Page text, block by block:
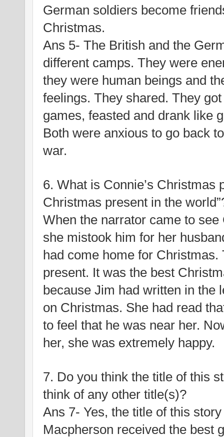
German soldiers become
Christmas.
Ans 5- The British and the
different camps. They were
they were human beings and
feelings. They shared. They
games, feasted and drank like
Both were anxious to go back
war.
6. What is Connie’s Christmas
Christmas present in the
When the narrator came to
she mistook him for her
had come home for Christmas.
present. It was the best
because Jim had written in the
on Christmas. She had read
to feel that he was near her.
her, she was extremely happy.
7. Do you think the title of this
think of any other title(s)?
Ans 7- Yes, the title of this
Macpherson received the best